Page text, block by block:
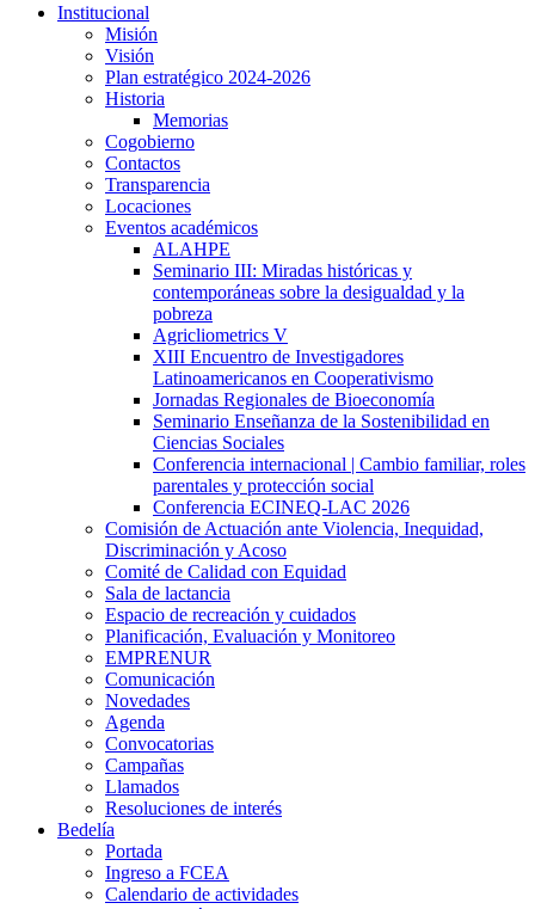
Institucional
Misión
Visión
Plan estratégico 2024-2026
Historia
Memorias
Cogobierno
Contactos
Transparencia
Locaciones
Eventos académicos
ALAHPE
Seminario III: Miradas históricas y
contemporáneas sobre la desigualdad y la
pobreza
Agricliometrics V
XIII Encuentro de Investigadores
Latinoamericanos en Cooperativismo
Jornadas Regionales de Bioeconomía
Seminario Enseñanza de la Sostenibilidad en
Ciencias Sociales
Conferencia internacional | Cambio familiar, roles
parentales y protección social
Conferencia ECINEQ-LAC 2026
Comisión de Actuación ante Violencia, Inequidad,
Discriminación y Acoso
Comité de Calidad con Equidad
Sala de lactancia
Espacio de recreación y cuidados
Planificación, Evaluación y Monitoreo
EMPRENUR
Comunicación
Novedades
Agenda
Convocatorias
Campañas
Llamados
Resoluciones de interés
Bedelía
Portada
Ingreso a FCEA
Calendario de actividades